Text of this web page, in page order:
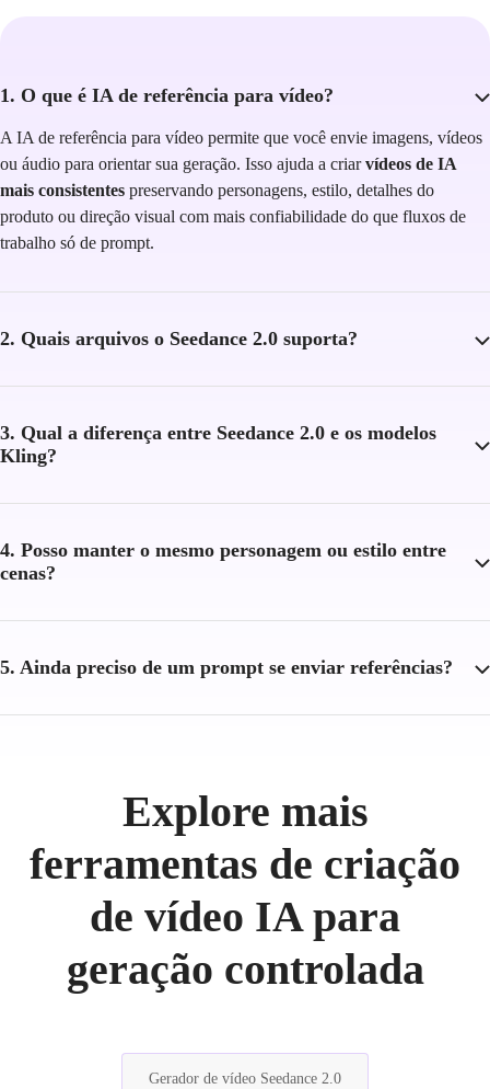
1. O que é IA de referência para vídeo?
A IA de referência para vídeo permite que você envie imagens, vídeos
ou áudio para orientar sua geração. Isso ajuda a criarvídeos de IA
mais consistentes preservando personagens, estilo, detalhes do
produto ou direção visual com mais confiabilidade do que fluxos de
trabalho só de prompt.
2. Quais arquivos o Seedance 2.0 suporta?
3. Qual a diferença entre Seedance 2.0 e os modelos
Kling?
4. Posso manter o mesmo personagem ou estilo entre
cenas?
5. Ainda preciso de um prompt se enviar referências?
Explore mais
ferramentas de criação
de vídeo IA para
geração controlada
Gerador de vídeo Seedance 2.0